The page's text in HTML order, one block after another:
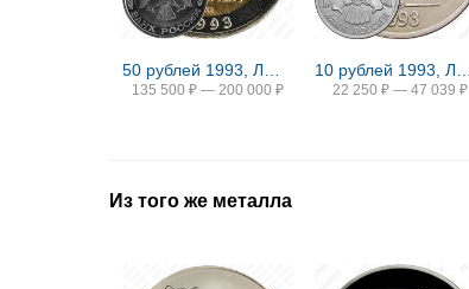
135 500 ₽ — 200 000 ₽ 22 250 ₽ — 47 039 ₽
Из того же металла